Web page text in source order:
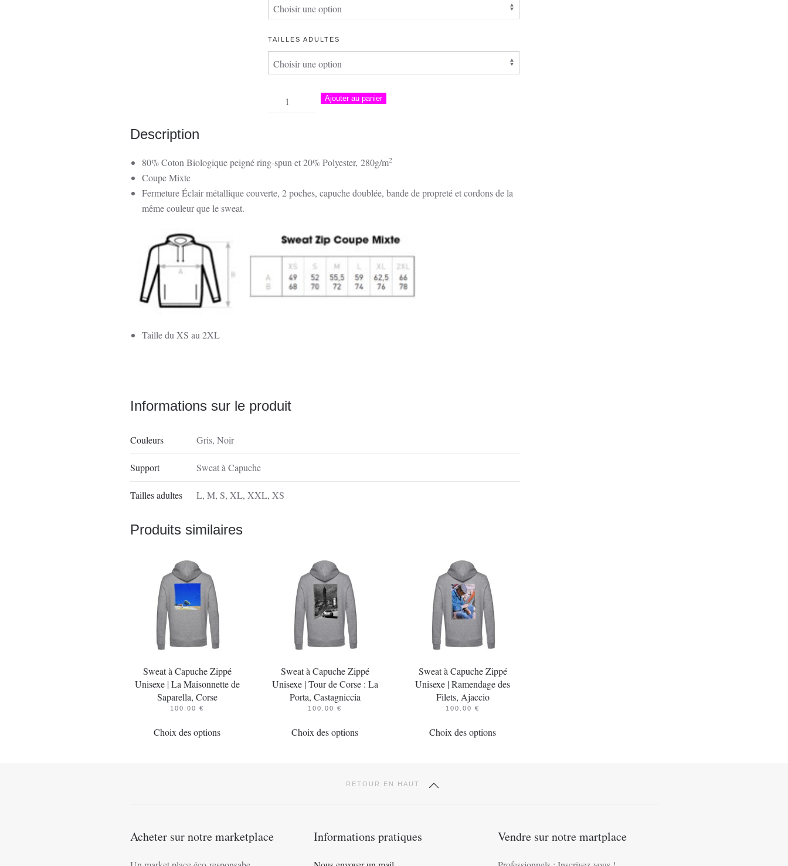
TAILLES ADULTES
quantité
de
Capuche
Unisexe
Sartenais,
Ajaccio
Ajouter au panier
Description
80% Coton Biologique peigné ring-spun et 20% Polyester, 280g/m2
Coupe Mixte
Fermeture Éclair métallique couverte, 2 poches, capuche doublée, bande de propreté et cordons de la
même couleur que le sweat.
Taille du XS au 2XL
Informations sur le produit
Couleurs Gris, Noir
Support Sweat à Capuche
Tailles adultes L, M, S, XL, XXL, XS
Produits similaires
Sweat à Capuche Zippé
Unisexe | La Maisonnette de
Saparella, Corse
100.00€
Choix des optionsproduit
être
Sweat à Capuche Zippé
Unisexe | Tour de Corse : La
Porta, Castagniccia
100.00€
Choix des optionsproduit
variations.
être
Sweat à Capuche Zippé
Unisexe | Ramendage des
Filets, Ajaccio
100.00€
Choix des optionsproduit
être
RETOUR EN HAUT
Acheter sur notre marketplace Informations pratiques Vendre sur notre martplace